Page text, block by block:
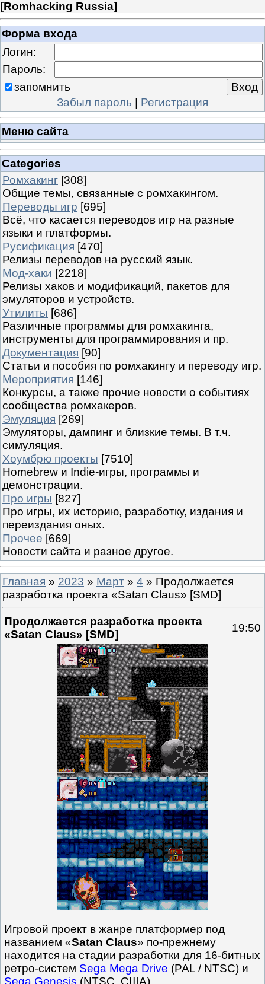
[Romhacking Russia]
Форма входа
Логин:
Пароль:
запомнить
Забыл пароль | Регистрация
Меню сайта
Categories
Ромхакинг [308]
Общие темы, связанные с ромхакингом.
Переводы игр [695]
Всё, что касается переводов игр на разные
языки и платформы.
Русификация [470]
Релизы переводов на русский язык.
Мод-хаки [2218]
Релизы хаков и модификаций, пакетов для
эмуляторов и устройств.
Утилиты [686]
Различные программы для ромхакинга,
инструменты для программирования и пр.
Документация [90]
Статьи и пособия по ромхакингу и переводу игр.
Мероприятия [146]
Конкурсы, а также прочие новости о событиях
сообщества ромхакеров.
Эмуляция [269]
Эмуляторы, дампинг и близкие темы. В т.ч.
симуляция.
Хоумбрю проекты [7510]
Homebrew и Indie-игры, программы и
демонстрации.
Про игры [827]
Про игры, их историю, разработку, издания и
переиздания оных.
Прочее [669]
Новости сайта и разное другое.
Главная » 2023 » Март » 4 » Продолжается
разработка проекта «Satan Claus» [SMD]
Продолжается разработка проекта
«Satan Claus» [SMD]
19:50
Игровой проект в жанре платформер под
названием «Satan Claus» по-прежнему
находится на стадии разработки для 16-битных
ретро-систем Sega Mega Drive (PAL / NTSC) и
Sega Genesis (NTSC, США).